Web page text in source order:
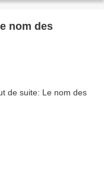
nom des